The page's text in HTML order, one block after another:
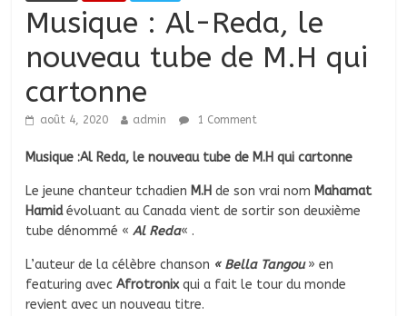
Musique : Al-Reda, le
nouveau tube de M.H qui
cartonne
août 4, 2020 admin 1 Comment
Musique :Al Reda, le nouveau tube de M.H qui cartonne
Le jeune chanteur tchadien M.H de son vrai nom Mahamat
Hamidévoluant au Canada vient de sortir son deuxième
tube dénommé «Al Reda« .
L’auteur de la célèbre chanson « Bella Tangou» en
featuring avecAfrotronixqui a fait le tour du monde
revient avec un nouveau titre.